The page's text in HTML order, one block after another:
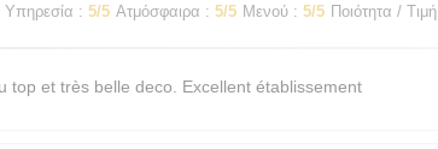
Υπηρεσία : 5/5 Ατμόσφαιρα : 5/5 Μενού : 5/5 Ποιότητα / Τιμή
top et très belle deco. Excellent établissement